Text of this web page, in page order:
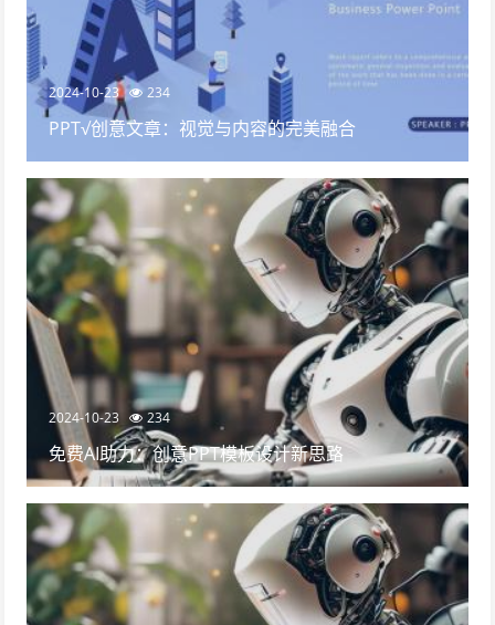
2024-10-23 234
PPT√创意文章：视觉与内容的完美融合
2024-10-23 234
免费AI助力：创意PPT模板设计新思路